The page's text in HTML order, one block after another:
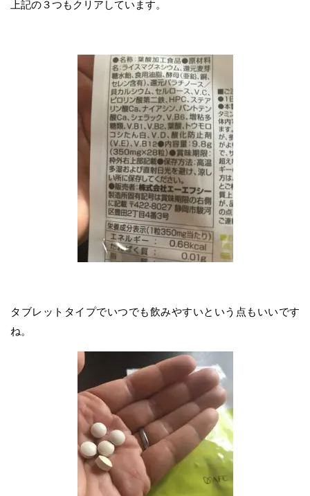
上記の３つもクリアしています。
タブレットタイプでいつでも飲みやすいという点もいいです
ね。